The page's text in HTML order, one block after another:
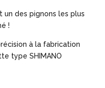
un des pignons les plus
!
à la fabrication
type SHIMANO